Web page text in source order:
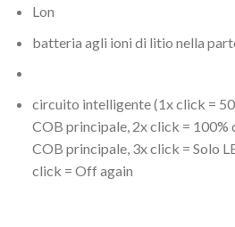
Lon
batteria agli ioni di litio nella
circuito intelligente (1x click =
COB principale, 2x click = 100%
COB principale, 3x click = Solo
click = Off again